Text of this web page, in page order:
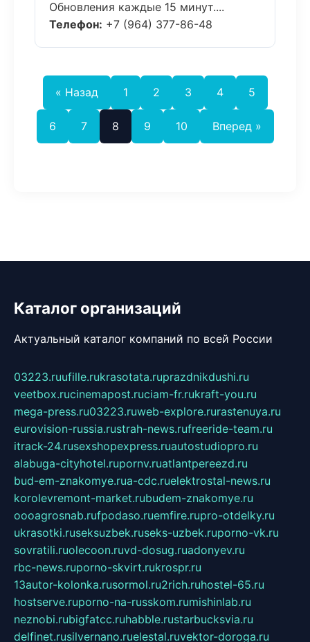
Обновления каждые 15 минут....
Телефон: +7 (964) 377-86-48
« Назад 1 2 3 4 5
6 7 8 9 10 Вперед »
Каталог организаций
Актуальный каталог компаний по всей России
03223.ruufille.rukrasotata.ruprazdnikdushi.ru
veetbox.rucinemapost.ruciam-fr.rukraft-you.ru
mega-press.ru03223.ruweb-explore.rurastenuya.ru
eurovision-russia.rustrah-news.rufreeride-team.ru
itrack-24.rusexshopexpress.ruautostudiopro.ru
alabuga-cityhotel.rupornv.ruatlantpereezd.ru
bud-em-znakomye.rua-cdc.ruelektrostal-news.ru
korolevremont-market.rubudem-znakomye.ru
oooagrosnab.rufpodaso.ruemfire.rupro-otdelky.ru
ukrasotki.ruseksuzbek.ruseks-uzbek.ruporno-vk.ru
sovratili.ruolecoon.ruvd-dosug.ruadonyev.ru
rbc-news.ruporno-skvirt.rukrospr.ru
13autor-kolonka.rusormol.ru2rich.ruhostel-65.ru
hostserve.ruporno-na-russkom.rumishinlab.ru
neznobi.rubigfatcc.ruhabble.rustarbucksvia.ru
delfinet.rusilvernano.ruelestal.ruvektor-doroga.ru